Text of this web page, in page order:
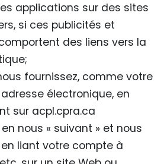
applications sur des sites
si ces publicités et
des liens vers la
fournissez, comme votre
électronique, en
sur acpl.cpra.ca
nous « suivant » et nous
liant votre compte à